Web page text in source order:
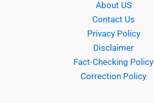
About US
Contact Us
Privacy Policy
Disclaimer
Fact-Checking Policy
Correction Policy